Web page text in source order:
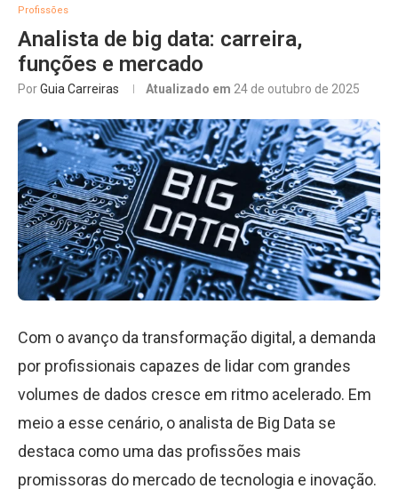
Profissões
Analista de big data: carreira,
funções e mercado
PorGuia Carreiras Atualizado em 24 de outubro de 2025
Com o avanço da transformação digital, a demanda
por profissionais capazes de lidar com grandes
volumes de dados cresce em ritmo acelerado. Em
meio a esse cenário, o analista de Big Data se
destaca como uma das profissões mais
promissoras do mercado de tecnologia e inovação.